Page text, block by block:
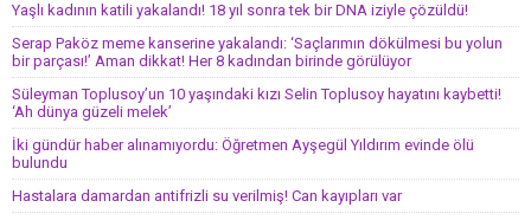
Yaşlı kadının katili yakalandı! 18 yıl sonra tek bir DNA iziyle çözüldü!
Serap Paköz meme kanserine yakalandı: ‘Saçlarımın dökülmesi bu yolun
bir parçası!’ Aman dikkat! Her 8 kadından birinde görülüyor
Süleyman Toplusoy’un 10 yaşındaki kızı Selin Toplusoy hayatını kaybetti!
‘Ah dünya güzeli melek’
İki gündür haber alınamıyordu: Öğretmen Ayşegül Yıldırım evinde ölü
bulundu
Hastalara damardan antifrizli su verilmiş! Can kayıpları var